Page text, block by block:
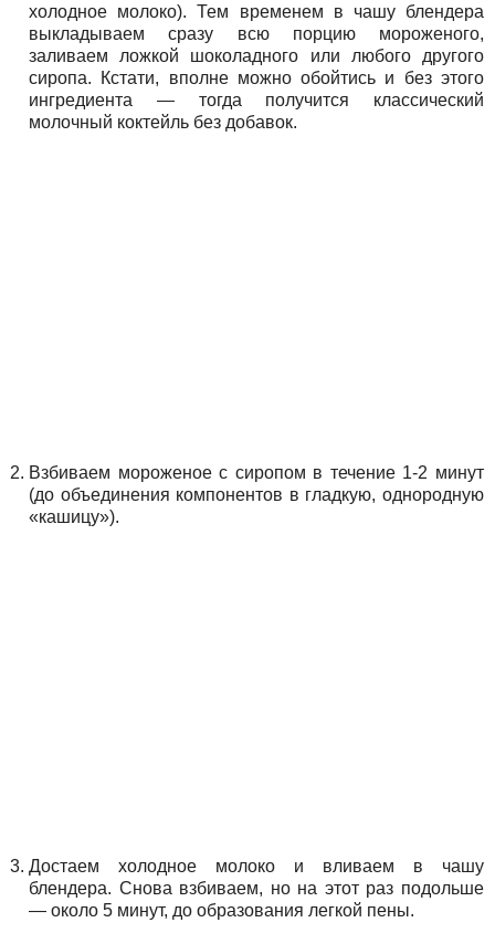
холодное молоко). Тем временем в чашу блендера
выкладываем сразу всю порцию мороженого,
заливаем ложкой шоколадного или любого другого
сиропа. Кстати, вполне можно обойтись и без этого
ингредиента — тогда получится классический
молочный коктейль без добавок.
Взбиваем мороженое с сиропом в течение 1-2 минут
(до объединения компонентов в гладкую, однородную
«кашицу»).
Достаем холодное молоко и вливаем в чашу
блендера. Снова взбиваем, но на этот раз подольше
— около 5 минут, до образования легкой пены.